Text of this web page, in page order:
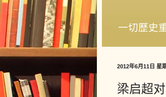
一切歷史
2012年6月11日 星
梁启超